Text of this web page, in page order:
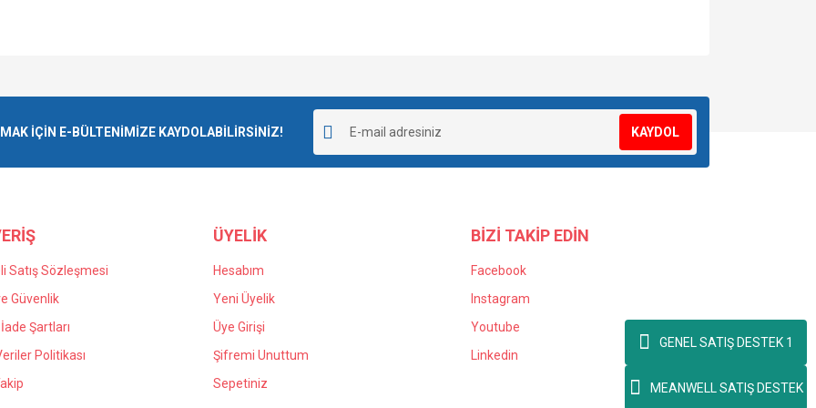
Gönder
İÇİN E-BÜLTENİMİZE KAYDOLABİLİRSİNİZ! KAYDOL
Satış Sözleşmesi
Güvenlik
Şartları
Politikası
ÜYELİK
Hesabım
Yeni Üyelik
Üye Girişi
Şifremi Unuttum
Sepetiniz
BİZİ TAKİP EDİN
Facebook
Instagram
Youtube
Linkedin
GENEL SATIŞ DESTEK 1
MEANWELL SATIŞ DESTEK